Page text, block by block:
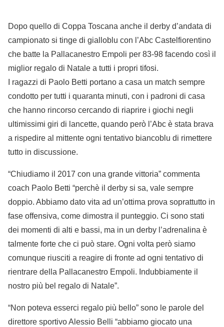
Dopo quello di Coppa Toscana anche il derby d’andata di
campionato si tinge di gialloblu con l’Abc Castelfiorentino
che batte la Pallacanestro Empoli per 83-98 facendo così il
miglior regalo di Natale a tutti i propri tifosi.
I ragazzi di Paolo Betti portano a casa un match sempre
condotto per tutti i quaranta minuti, con i padroni di casa
che hanno rincorso cercando di riaprire i giochi negli
ultimissimi giri di lancette, quando però l’Abc è stata brava
a rispedire al mittente ogni tentativo biancoblu di rimettere
tutto in discussione.
“Chiudiamo il 2017 con una grande vittoria” commenta
coach Paolo Betti “perchè il derby si sa, vale sempre
doppio. Abbiamo dato vita ad un’ottima prova soprattutto in
fase offensiva, come dimostra il punteggio. Ci sono stati
dei momenti di alti e bassi, ma in un derby l’adrenalina è
talmente forte che ci può stare. Ogni volta però siamo
comunque riusciti a reagire di fronte ad ogni tentativo di
rientrare della Pallacanestro Empoli. Indubbiamente il
nostro più bel regalo di Natale”.
“Non poteva esserci regalo più bello” sono le parole del
direttore sportivo Alessio Belli “abbiamo giocato una